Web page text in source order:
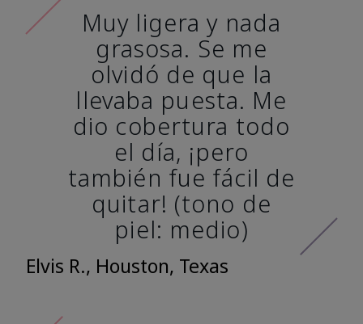
Muy ligera y nada
grasosa. Se me
olvidó de que la
llevaba puesta. Me
dio cobertura todo
el día, ¡pero
también fue fácil de
quitar! (tono de
piel: medio)
Elvis R., Houston, Texas